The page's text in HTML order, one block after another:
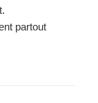
partout